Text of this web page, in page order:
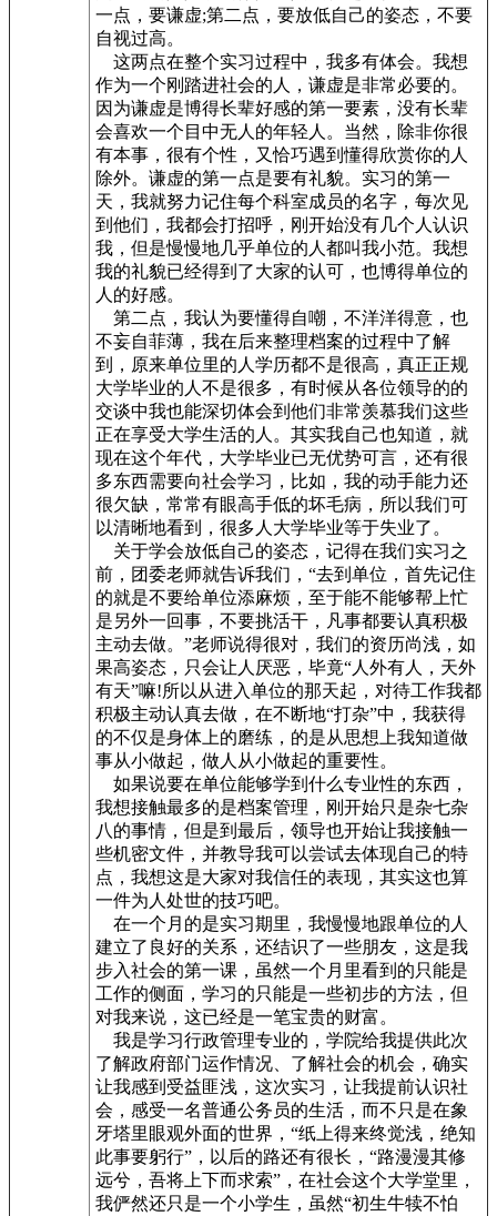
一点，要谦虚;第二点，要放低自己的姿态，不要
自视过高。
这两点在整个实习过程中，我多有体会。我想
作为一个刚踏进社会的人，谦虚是非常必要的。
因为谦虚是博得长辈好感的第一要素，没有长辈
会喜欢一个目中无人的年轻人。当然，除非你很
有本事，很有个性，又恰巧遇到懂得欣赏你的人
除外。谦虚的第一点是要有礼貌。实习的第一
天，我就努力记住每个科室成员的名字，每次见
到他们，我都会打招呼，刚开始没有几个人认识
我，但是慢慢地几乎单位的人都叫我小范。我想
我的礼貌已经得到了大家的认可，也博得单位的
人的好感。
第二点，我认为要懂得自嘲，不洋洋得意，也
不妄自菲薄，我在后来整理档案的过程中了解
到，原来单位里的人学历都不是很高，真正正规
大学毕业的人不是很多，有时候从各位领导的的
交谈中我也能深切体会到他们非常羡慕我们这些
正在享受大学生活的人。其实我自己也知道，就
现在这个年代，大学毕业已无优势可言，还有很
多东西需要向社会学习，比如，我的动手能力还
很欠缺，常常有眼高手低的坏毛病，所以我们可
以清晰地看到，很多人大学毕业等于失业了。
关于学会放低自己的姿态，记得在我们实习之
前，团委老师就告诉我们，“去到单位，首先记住
的就是不要给单位添麻烦，至于能不能够帮上忙
是另外一回事，不要挑活干，凡事都要认真积极
主动去做。”老师说得很对，我们的资历尚浅，如
果高姿态，只会让人厌恶，毕竟“人外有人，天外
有天”嘛!所以从进入单位的那天起，对待工作我都
积极主动认真去做，在不断地“打杂”中，我获得
的不仅是身体上的磨练，的是从思想上我知道做
事从小做起，做人从小做起的重要性。
如果说要在单位能够学到什么专业性的东西，
我想接触最多的是档案管理，刚开始只是杂七杂
八的事情，但是到最后，领导也开始让我接触一
些机密文件，并教导我可以尝试去体现自己的特
点，我想这是大家对我信任的表现，其实这也算
一件为人处世的技巧吧。
在一个月的是实习期里，我慢慢地跟单位的人
建立了良好的关系，还结识了一些朋友，这是我
步入社会的第一课，虽然一个月里看到的只能是
工作的侧面，学习的只能是一些初步的方法，但
对我来说，这已经是一笔宝贵的财富。
我是学习行政管理专业的，学院给我提供此次
了解政府部门运作情况、了解社会的机会，确实
让我感到受益匪浅，这次实习，让我提前认识社
会，感受一名普通公务员的生活，而不只是在象
牙塔里眼观外面的世界，“纸上得来终觉浅，绝知
此事要躬行”，以后的路还有很长，“路漫漫其修
远兮，吾将上下而求索”，在社会这个大学堂里，
我俨然还只是一个小学生，虽然“初生牛犊不怕